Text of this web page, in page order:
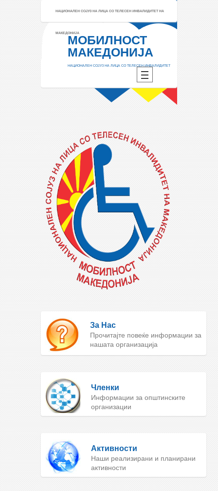
НАЦИОНАЛЕН СОЈУЗ НА ЛИЦА СО ТЕЛЕСЕН ИНВАЛИДИТЕТ НА
МАКЕДОНИЈА
МОБИЛНОСТ
МАКЕДОНИЈА
НАЦИОНАЛЕН СОЈУЗ НА ЛИЦА СО ТЕЛЕСЕН ИНВАЛИДИТЕТ
За Нас
Прочитајте повеќе информации за
нашата организација
Членки
Информации за општинските
организации
Активности
Наши реализирани и планирани
активности